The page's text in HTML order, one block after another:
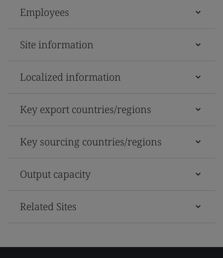
Employees
Site information
Localized information
Key export countries/regions
Key sourcing countries/regions
Output capacity
Related Sites